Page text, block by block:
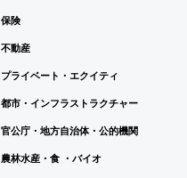
保険
不動産
プライベート・エクイティ
都市・インフラストラクチャー
官公庁・地方自治体・公的機関
農林水産・食 ・バイオ